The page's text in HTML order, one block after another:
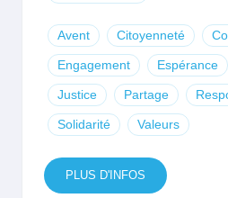
Avent Citoyenneté
Engagement Espérance
Justice Partage
Solidarité Valeurs
PLUS D'INFOS